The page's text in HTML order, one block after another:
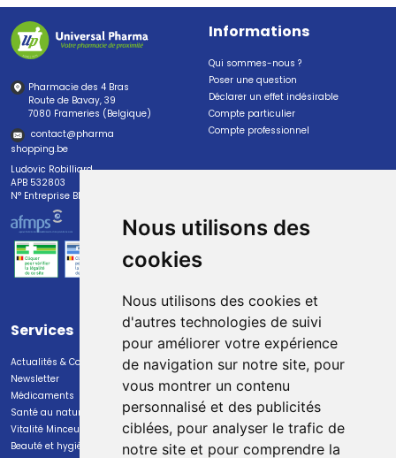
Nous utilisons des
cookies
Nous utilisons des cookies et
d'autres technologies de suivi
pour améliorer votre expérience
de navigation sur notre site, pour
vous montrer un contenu
personnalisé et des publicités
ciblées, pour analyser le trafic de
notre site et pour comprendre la
Pharmacie des 4 Bras
Route de Bavay, 39
7080 Frameries (Belgique)
contact@pharma
shopping.be
Ludovic Robilliard
APB 532803
N° Entreprise BE0447.382.113
Informations
Qui sommes-nous ?
Poser une question
Déclarer un effet indésirable
Compte particulier
Compte professionnel
Services
Actualités & Conseils
Newsletter
Médicaments
Santé au naturel
Vitalité Minceur Nutrition
Beauté et hygiène
Paiement
Paiement sécurisé